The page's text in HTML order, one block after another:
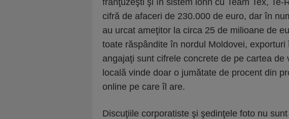
franţuzeşti şi în sistem lohn cu Team Tex,
cifră de afaceri de 230.000 de euro, dar în
au urcat ameţitor la circa 25 de milioane de
toate răspândite în nordul Moldovei,
angajaţi sunt cifrele concrete de pe cartea
locală vinde doar o jumătate de procent din
online pe care îl are.
Discuţiile corporatiste şi şedinţele foto nu